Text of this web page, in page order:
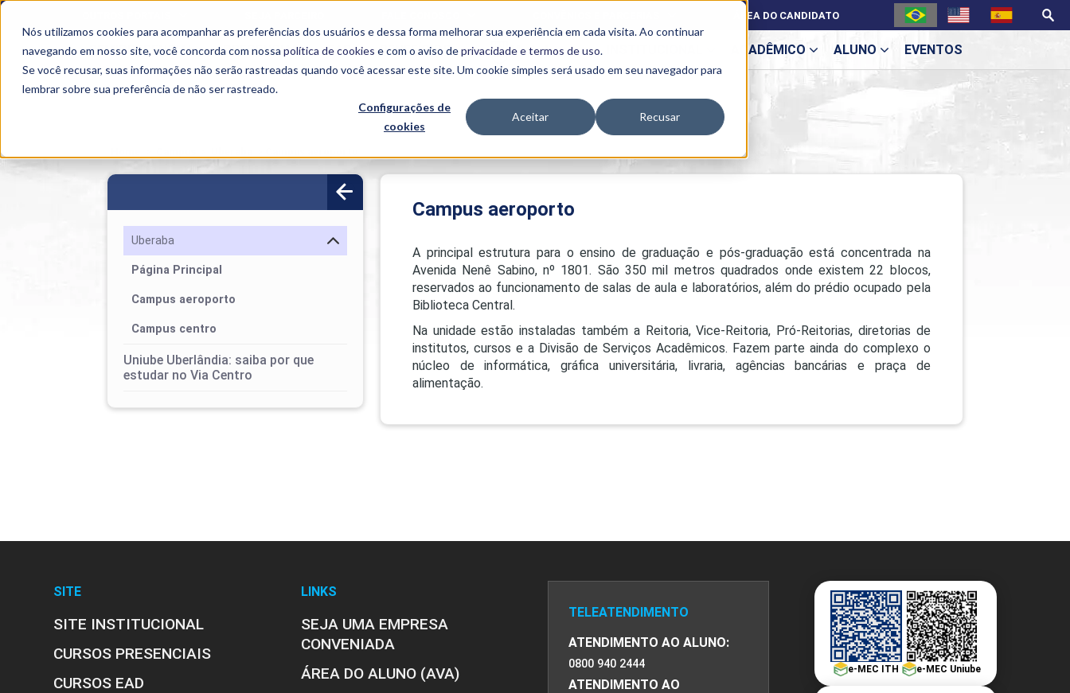
Nós utilizamos cookies para acompanhar as preferências dos usuários e dessa forma melhorar sua experiência em cada visita. Ao continuar
navegando em nosso site, você concorda com nossa política de cookies e com o aviso deprivacidade e termos de uso.
Se você recusar, suas informações não serão rastreadas quando você acessar este site. Um cookie simples será usado em seu navegador para
lembrar sobre sua preferência de não ser rastreado.
Configurações de
cookies
Aceitar Recusar
SEMIPRESENCIAL PRESENCIAL EAD BENEFÍCIOS ACADÊMICO
Acadêmicos
PIME
Pesquisa e
Extensão
MPHU
NIT
PROES
PROPEPE
ALUNO EVENTOS
ÁREA DO CANDIDATO
Uberaba
Página Principal
Campus aeroporto
Campus centro
Uniube Uberlândia: saiba por que
estudar no Via Centro
Campus aeroporto
A principal estrutura para o ensino de graduação e pós-graduação está concentrada na
Avenida Nenê Sabino, nº 1801. São 350 mil metros quadrados onde existem 22 blocos,
reservados ao funcionamento de salas de aula e laboratórios, além do prédio ocupado pela
Biblioteca Central.
Na unidade estão instaladas também a Reitoria, Vice-Reitoria, Pró-Reitorias, diretorias de
institutos, cursos e a Divisão de Serviços Acadêmicos. Fazem parte ainda do complexo o
núcleo de informática, gráfica universitária, livraria, agências bancárias e praça de
alimentação.
SITE
SITE INSTITUCIONAL
CURSOS PRESENCIAIS
CURSOS EAD
LINKS
SEJA UMA EMPRESA
CONVENIADA
ÁREA DO ALUNO (AVA)
TELEATENDIMENTO
ATENDIMENTO AO ALUNO:
0800 940 2444
ATENDIMENTO AO
e-MEC ITH e-MEC Uniube